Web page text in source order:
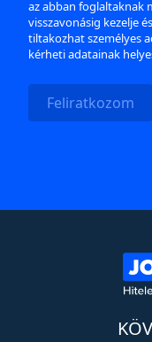
az abban foglaltaknak
visszavonásig kezelje
tiltakozhat személyes
kérheti adatainak
Feliratkozom